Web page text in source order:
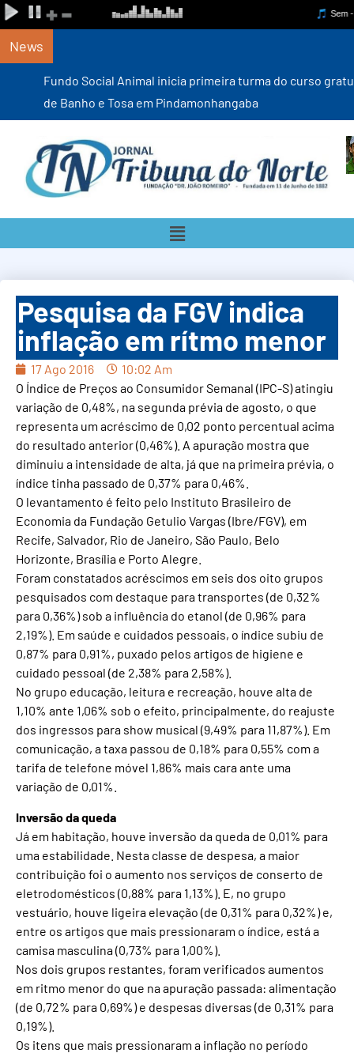
News
Fundo Social Animal inicia primeira turma do curso gratuito
de Banho e Tosa em Pindamonhangaba
Pesquisa da FGV indica
inflação em rítmo menor
17 Ago 2016
10:02 Am
O Índice de Preços ao Consumidor Semanal (IPC-S) atingiu
variação de 0,48%, na segunda prévia de agosto, o que
representa um acréscimo de 0,02 ponto percentual acima
do resultado anterior (0,46%). A apuração mostra que
diminuiu a intensidade de alta, já que na primeira prévia, o
índice tinha passado de 0,37% para 0,46%.
O levantamento é feito pelo Instituto Brasileiro de
Economia da Fundação Getulio Vargas (Ibre/FGV), em
Recife, Salvador, Rio de Janeiro, São Paulo, Belo
Horizonte, Brasília e Porto Alegre.
Foram constatados acréscimos em seis dos oito grupos
pesquisados com destaque para transportes (de 0,32%
para 0,36%) sob a influência do etanol (de 0,96% para
2,19%). Em saúde e cuidados pessoais, o índice subiu de
0,87% para 0,91%, puxado pelos artigos de higiene e
cuidado pessoal (de 2,38% para 2,58%).
No grupo educação, leitura e recreação, houve alta de
1,10% ante 1,06% sob o efeito, principalmente, do reajuste
dos ingressos para show musical (9,49% para 11,87%). Em
comunicação, a taxa passou de 0,18% para 0,55% com a
tarifa de telefone móvel 1,86% mais cara ante uma
variação de 0,01%.
Inversão da queda
Já em habitação, houve inversão da queda de 0,01% para
uma estabilidade. Nesta classe de despesa, a maior
contribuição foi o aumento nos serviços de conserto de
eletrodomésticos (0,88% para 1,13%). E, no grupo
vestuário, houve ligeira elevação (de 0,31% para 0,32%) e,
entre os artigos que mais pressionaram o índice, está a
camisa masculina (0,73% para 1,00%).
Nos dois grupos restantes, foram verificados aumentos
em ritmo menor do que na apuração passada: alimentação
(de 0,72% para 0,69%) e despesas diversas (de 0,31% para
0,19%).
Os itens que mais pressionaram a inflação no período